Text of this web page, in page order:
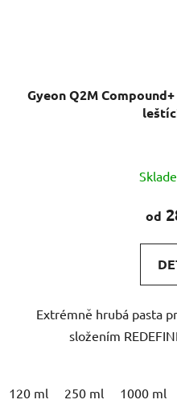
Gyeon Q2M
od
Extrémně hrubá pasta
složením
120 ml 250 ml 1000 ml